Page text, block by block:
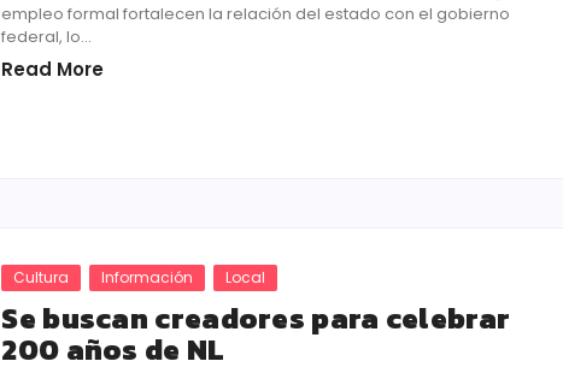
empleo formal fortalecen la relación del estado con el gobierno
federal, lo...
Read More
Cultura Información Local
Se buscan creadores para celebrar
200 años de NL